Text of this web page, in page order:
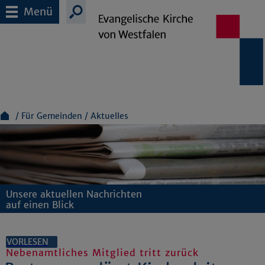
Menü
Für Gemeinden Aktuelles
Unsere aktuellen Nachrichten
auf einen Blick
VORLESEN
Nebenamtliches Mitglied tritt zurück